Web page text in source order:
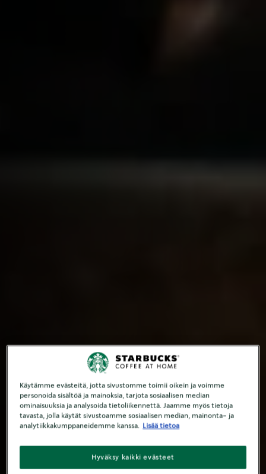
Käytämme evästeitä, jotta sivustomme toimii oikein ja voimme
personoida sisältöä ja mainoksia, tarjota sosiaalisen median
ominaisuuksia ja analysoida tietoliikennettä. Jaamme myös tietoja
tavasta, jolla käytät sivustoamme sosiaalisen median, mainonta- ja
analytiikkakumppaneidemme kanssa.
Lisää tietoa
Hyväksy kaikki evästeet